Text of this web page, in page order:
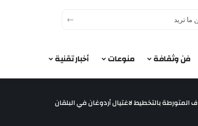
فن وثقافة منوعات أخبار تقنية
بالتخطيط لاغتيال أردوغان في البلقان